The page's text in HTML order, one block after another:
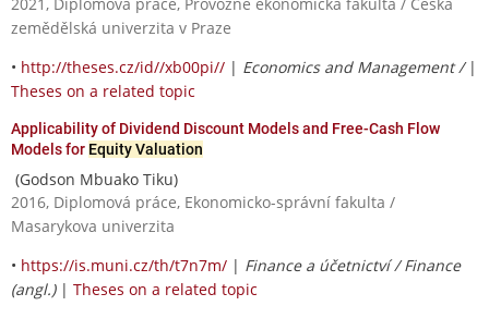
zemědělská univerzita v Praze
• http://theses.cz/id//xb00pi// | Economics and Management / |
Theses on a related topic
Applicability of Dividend Discount Models and Free-Cash Flow
Models for Equity Valuation
(Godson Mbuako Tiku)
2016, Diplomová práce, Ekonomicko-správní fakulta /
Masarykova univerzita
• https://is.muni.cz/th/t7n7m/ | Finance a účetnictví / Finance
(angl.)| Theses on a related topic